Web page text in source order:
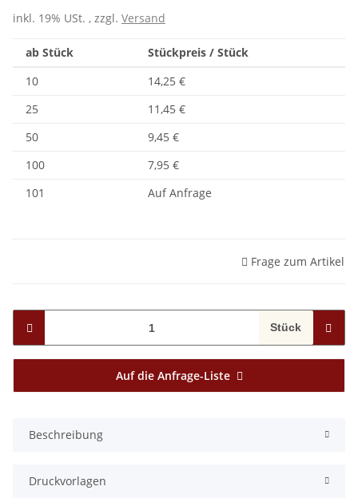
inkl. 19% USt. , zzgl. Versand
ab Stück
Stückpreis / Stück
10
14,25 €
25
11,45 €
50
9,45 €
100
7,95 €
101
Auf Anfrage
Frage zum Artikel
Stück
Auf die Anfrage-Liste
Beschreibung
Druckvorlagen